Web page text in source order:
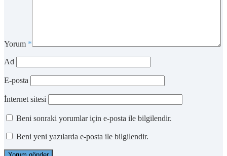
Yorum *
Ad
E-posta
İnternet sitesi
Beni sonraki yorumlar için e-posta ile bilgilendir.
Beni yeni yazılarda e-posta ile bilgilendir.